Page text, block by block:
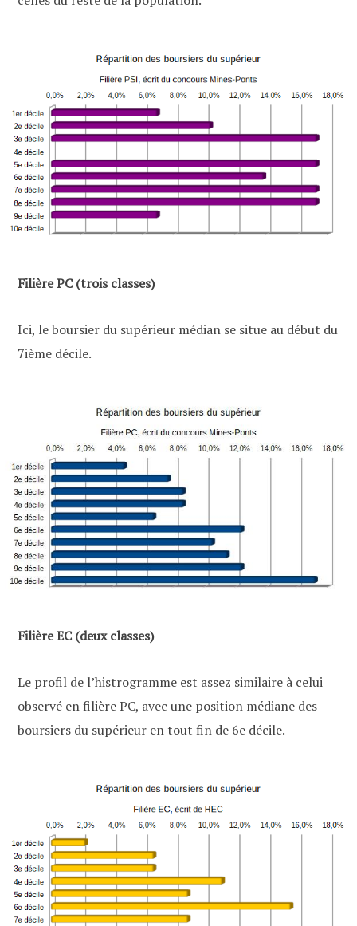
Filière PC (trois classes)
Ici, le boursier du supérieur médian se situe au début du
7ième décile.
Filière EC (deux classes)
Le profil de l’histrogramme est assez similaire à celui
observé en filière PC, avec une position médiane des
boursiers du supérieur en tout fin de 6e décile.